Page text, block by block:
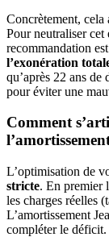
Concrètement, cela
Pour neutraliser cet
recommandation
l’exonération
qu’après 22 ans
pour éviter une
Comment
L’optimisation de
stricte. En premier
les charges réelles
L’amortissement
compléter le déficit.